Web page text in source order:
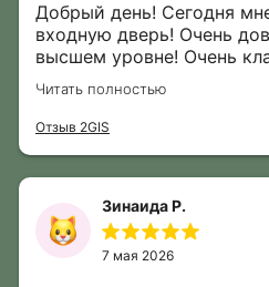
Добрый день! Сегодня
входную дверь! Очень
высшем уровне! Очень
приятные сотрудники по
сделали быстро,
Благодарю салон за
Читать полностью
Отзыв 2GIS
Зинаида Р.
7 мая 2026